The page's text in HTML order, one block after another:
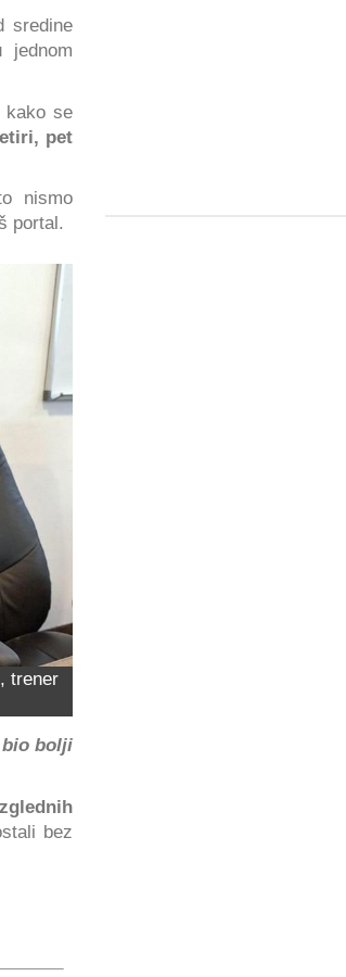
sredine
kako se
pet
nismo
portal.
trener
bio bolji
bez